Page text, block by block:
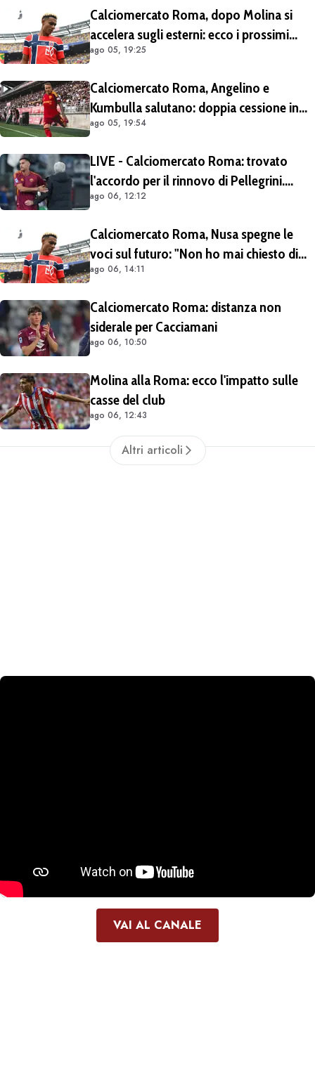
Calciomercato Roma, dopo Molina si
accelera sugli esterni: ecco i prossimi
obiettivi
ago 05, 19:25
Calciomercato Roma, Angelino e
Kumbulla salutano: doppia cessione in
Spagna
ago 05, 19:54
LIVE - Calciomercato Roma: trovato
l'accordo per il rinnovo di Pellegrini.
Prolungamento di un solo anno
ago 06, 12:12
Calciomercato Roma, Nusa spegne le
voci sul futuro: "Non ho mai chiesto di
lasciare il Lipsia. I media possono scrivere
ago 06, 14:11
Calciomercato Roma: distanza non
siderale per Cacciamani
ago 06, 10:50
Molina alla Roma: ecco l'impatto sulle
casse del club
ago 06, 12:43
Altri articoli
VAI AL CANALE